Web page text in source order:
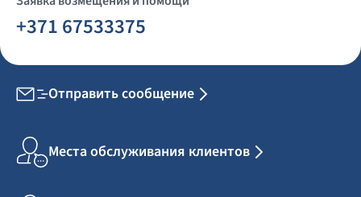
+371 67533375
Отправить сообщение
Места обслуживания клиентов